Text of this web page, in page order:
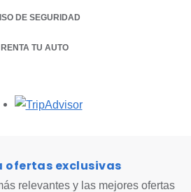
DE SEGURIDAD
RENTA TU AUTO
OPENS IN A NEW TAB.
Opens in a new tab.
ofertas exclusivas
relevantes y las mejores ofertas